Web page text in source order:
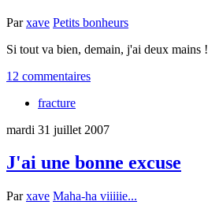
Parxave Petits bonheurs
Si tout va bien, demain, j'ai deux mains !
12 commentaires
fracture
mardi 31 juillet 2007
J'ai une bonne excuse
Parxave Maha-ha viiiiie...